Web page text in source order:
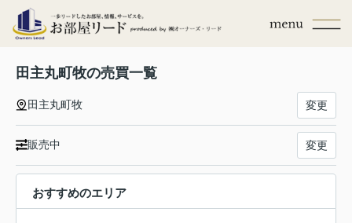
田主丸町牧の売買一覧
田主丸町牧 変更
販売中 変更
おすすめのエリア